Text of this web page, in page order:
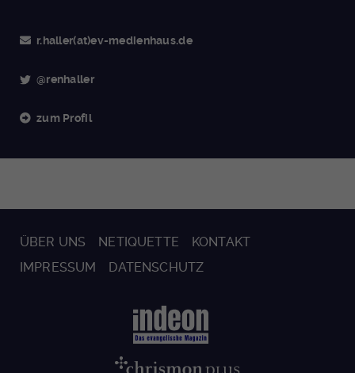
r.haller(at)ev-medienhaus.de
@renhaller
zum Profil
ÜBER UNS NETIQUETTE
KONTAKT
IMPRESSUM
DATENSCHUTZ